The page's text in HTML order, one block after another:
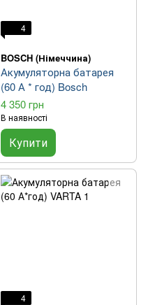
4
BOSCH (Німеччина)
Акумуляторна батарея
(60 А * год) Bosch
4 350 грн
В наявності
Купити
4